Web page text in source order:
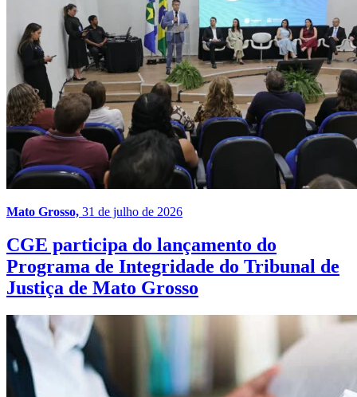
Mato Grosso, 31 de julho de 2026
CGE participa do lançamento do
Programa de Integridade do Tribunal de
Justiça de Mato Grosso